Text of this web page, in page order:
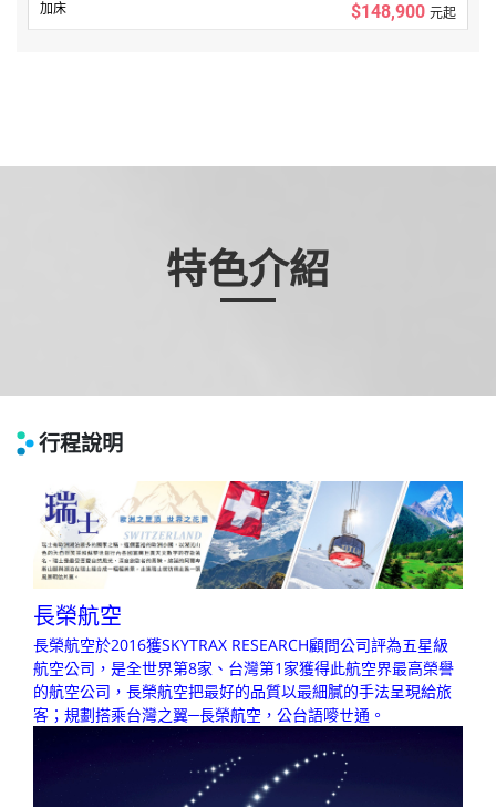
$148,900 元起
特色介紹
行程說明
長榮航空
長榮航空於2016獲SKYTRAX RESEARCH顧問公司評為五星級
航空公司，是全世界第8家、台灣第1家獲得此航空界最高榮譽
的航空公司，長榮航空把最好的品質以最細膩的手法呈現給旅
客；規劃搭乘台灣之翼─長榮航空，公台語嘜ㄝ通。